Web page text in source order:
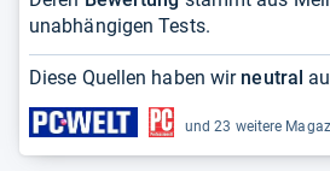
unabhängigen Tests.
Diese Quellen haben wir neutral
und 23 weitere